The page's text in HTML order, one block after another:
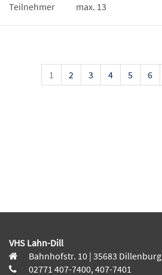
Teilnehmer
max. 13
1 2 3 4 5 6
VHS Lahn-Dill
Bahnhofstr. 10 | 35683 Dillenburg
02771 407-7400, 407-7401